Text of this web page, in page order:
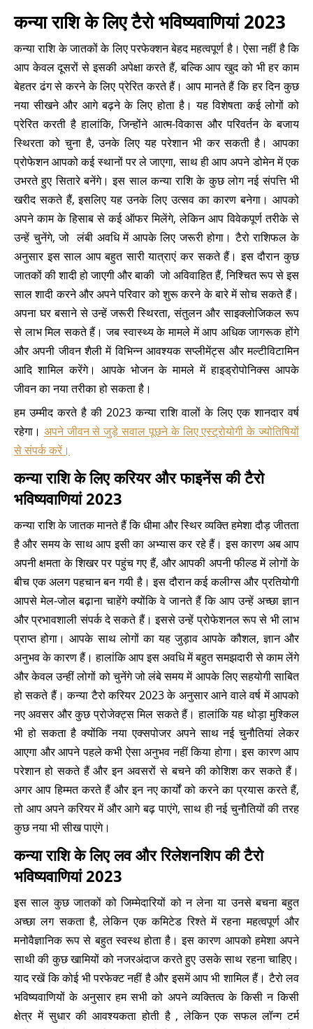
कन्या राशि के लिए टैरो भविष्यवाणियां 2023
कन्या राशि के जातकों के लिए परफेक्शन बेहद महत्वपूर्ण है। ऐसा नहीं है कि
आप केवल दूसरों से इसकी अपेक्षा करते हैं, बल्कि आप खुद को भी हर काम
बेहतर ढंग से करने के लिए प्रेरित करते हैं। आप मानते हैं कि हर दिन कुछ
नया सीखने और आगे बढ़ने के लिए होता है। यह विशेषता कई लोगों को
प्रेरित करती है हालांकि, जिन्होंने आत्म-विकास और परिवर्तन के बजाय
स्थिरता को चुना है, उनके लिए यह परेशान भी कर सकती है। आपका
प्रोफेशन आपको कई स्थानों पर ले जाएगा, साथ ही आप अपने डोमेन में एक
उभरते हुए सितारे बनेंगे। इस साल कन्या राशि के कुछ लोग नई संपत्ति भी
खरीद सकते हैं, इसलिए यह उनके लिए उत्सव का कारण बनेगा। आपको
अपने काम के हिसाब से कई ऑफर मिलेंगे, लेकिन आप विवेकपूर्ण तरीके से
उन्हें चुनेंगे, जो लंबी अवधि में आपके लिए जरूरी होगा। टैरो राशिफल के
अनुसार इस साल आप बहुत सारी यात्राएं कर सकते हैं। इस दौरान कुछ
जातकों की शादी हो जाएगी और बाकी जो अविवाहित हैं, निश्चित रूप से इस
साल शादी करने और अपने परिवार को शुरू करने के बारे में सोच सकते हैं।
अपना घर बसाने से उन्हें जरूरी स्थिरता, संतुलन और साइक्लोजिकल रूप
से लाभ मिल सकते हैं। जब स्वास्थ्य के मामले में आप अधिक जागरूक होंगे
और अपनी जीवन शैली में विभिन्न आवश्यक सप्लीमेंट्स और मल्टीविटामिन
आदि शामिल करेंगे। आपके भोजन के मामले में हाइड्रोपोनिक्स आपके
जीवन का नया तरीका हो सकता है।
हम उम्मीद करते है की 2023 कन्या राशि वालों के लिए एक शानदार वर्ष
रहेगा। अपने जीवन से जुड़े सवाल पूछने के लिए एस्ट्रोयोगी के ज्योतिषियों
से संपर्क करें।
कन्या राशि के लिए करियर और फाइनेंस की टैरो
भविष्यवाणियां 2023
कन्या राशि के जातक मानते हैं कि धीमा और स्थिर व्यक्ति हमेशा दौड़ जीतता
है और समय के साथ आप इसी का अभ्यास कर रहे हैं। इस कारण अब आप
अपनी क्षमता के शिखर पर पहुंच गए हैं, और आपकी अपनी फील्ड में लोगों के
बीच एक अलग पहचान बन गयी है। इस दौरान कई कलीग्स और प्रतियोगी
आपसे मेल-जोल बढ़ाना चाहेंगे क्योंकि वे जानते हैं कि आप उन्हें अच्छा ज्ञान
और प्रभावशाली संपर्क दे सकते हैं। इससे उन्हें प्रोफेशनल रूप से भी लाभ
प्राप्त होगा। आपके साथ लोगों का यह जुड़ाव आपके कौशल, ज्ञान और
अनुभव के कारण हैं। हालांकि आप इस अवधि में बहुत समझदारी से काम लेंगे
और केवल उन्हीं लोगों को चुनेंगे जो लंबे समय में आपके लिए सहयोगी साबित
हो सकते हैं। कन्या टैरो करियर 2023 के अनुसार आने वाले वर्ष में आपको
नए अवसर और कुछ प्रोजेक्ट्स मिल सकते हैं। हालांकि यह थोड़ा मुश्किल
भी हो सकता है क्योंकि नया एक्सपोजर अपने साथ नई चुनौतियां लेकर
आएगा और आपने पहले कभी ऐसा अनुभव नहीं किया होगा। इस कारण आप
परेशान हो सकते हैं और इन अवसरों से बचने की कोशिश कर सकते हैं।
अगर आप हिम्मत करते हैं और इन नए कार्यों को करने का प्रयास करते हैं,
तो आप अपने करियर में और आगे बढ़ पाएंगे, साथ ही नई चुनौतियों की तरह
कुछ नया भी सीख पाएंगे।
कन्या राशि के लिए लव और रिलेशनशिप की टैरो
भविष्यवाणियां 2023
इस साल कुछ जातकों को जिम्मेदारियों को न लेना या उनसे बचना बहुत
अच्छा लग सकता है, लेकिन एक कमिटेड रिश्ते में रहना महत्वपूर्ण और
मनोवैज्ञानिक रूप से बहुत स्वस्थ होता है। इस कारण आपको हमेशा अपने
साथी की कुछ खामियों को नजरअंदाज करते हुए उसके साथ रहना चाहिए।
याद रखें कि कोई भी परफेक्ट नहीं है और इसमें आप भी शामिल हैं। टैरो लव
भविष्यवाणियों के अनुसार हम सभी को अपने व्यक्तित्व के किसी न किसी
क्षेत्र में सुधार की आवश्यकता होती है , लेकिन एक सफल लॉन्ग टर्म